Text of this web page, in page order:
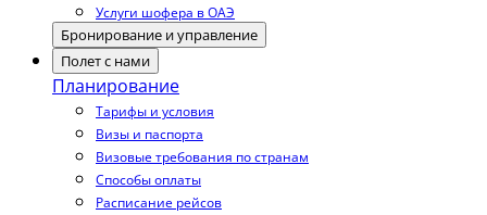
Услуги шофера в ОАЭ
Бронирование и управление
Полет с нами
Планирование
Тарифы и условия
Визы и паспорта
Визовые требования по странам
Способы оплаты
Расписание рейсов